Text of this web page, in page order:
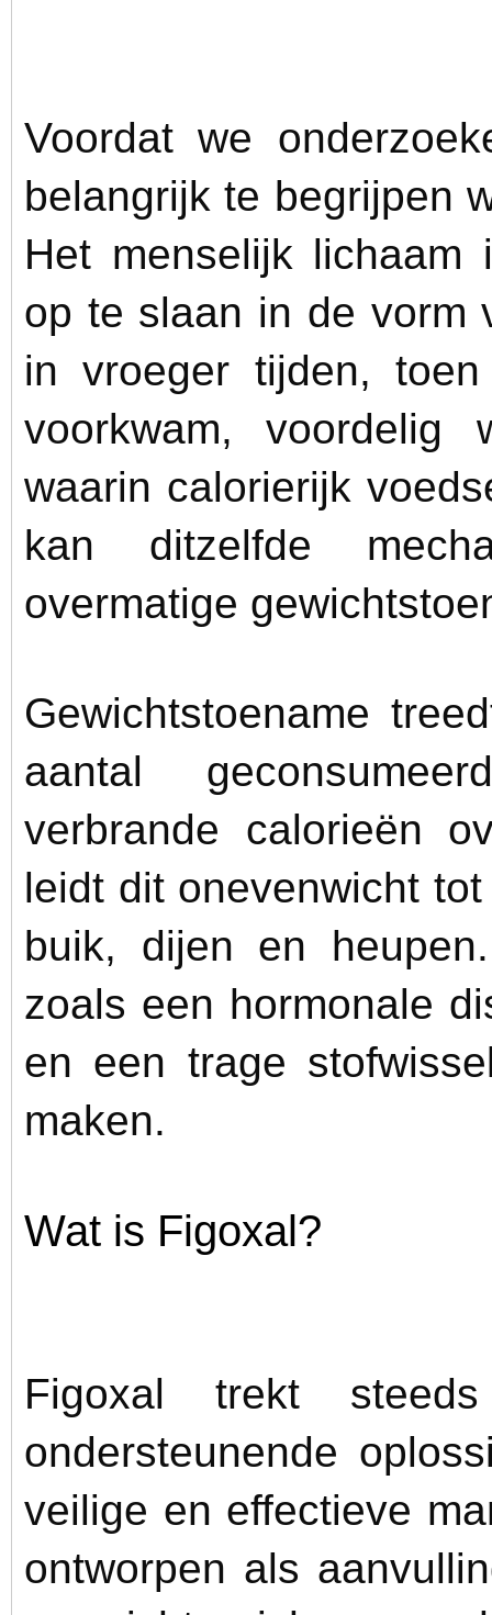
Voordat we
belangrijk te begrijpen
Het menselijk
op te slaan in de vorm
in vroeger tijden, toen
voorkwam,
waarin calorierijk
kan ditzelfde
overmatige
Gewichtstoename
aantal
verbrande calorieën
leidt dit onevenwicht
buik, dijen en
zoals een hormonale
en een trage
maken.
Wat is Figoxal?
Figoxal trekt
ondersteunende
veilige en effectieve
ontworpen als